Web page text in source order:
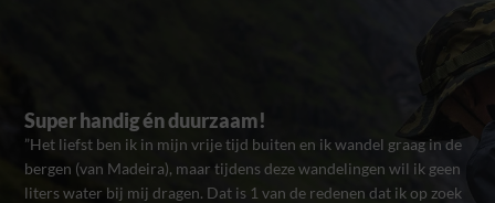
Super handig én duurzaam!
”Het liefst ben ik in mijn vrije tijd buiten en ik wandel graag in de
bergen (van Madeira), maar tijdens deze wandelingen wil ik geen
liters water bij mij dragen. Dat is 1 van de redenen dat ik op zoek